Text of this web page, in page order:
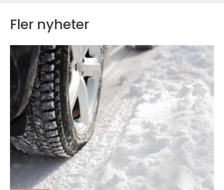
Fler nyheter